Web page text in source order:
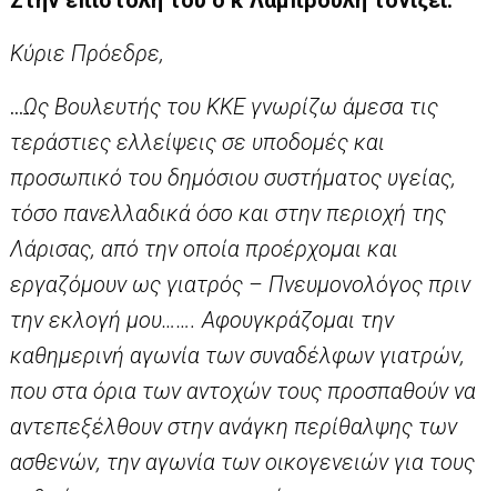
Κύριε Πρόεδρε,
…Ως Βουλευτής του ΚΚΕ γνωρίζω άμεσα τις
τεράστιες ελλείψεις σε υποδομές και
προσωπικό του δημόσιου συστήματος υγείας,
τόσο πανελλαδικά όσο και στην περιοχή της
Λάρισας, από την οποία προέρχομαι και
εργαζόμουν ως γιατρός – Πνευμονολόγος πριν
την εκλογή μου……. Αφουγκράζομαι την
καθημερινή αγωνία των συναδέλφων γιατρών,
που στα όρια των αντοχών τους προσπαθούν να
αντεπεξέλθουν στην ανάγκη περίθαλψης των
ασθενών, την αγωνία των οικογενειών για τους